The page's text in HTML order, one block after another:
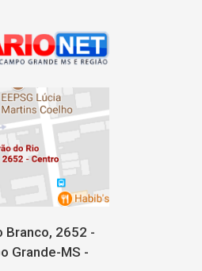
Branco, 2652 -
Grande-MS -